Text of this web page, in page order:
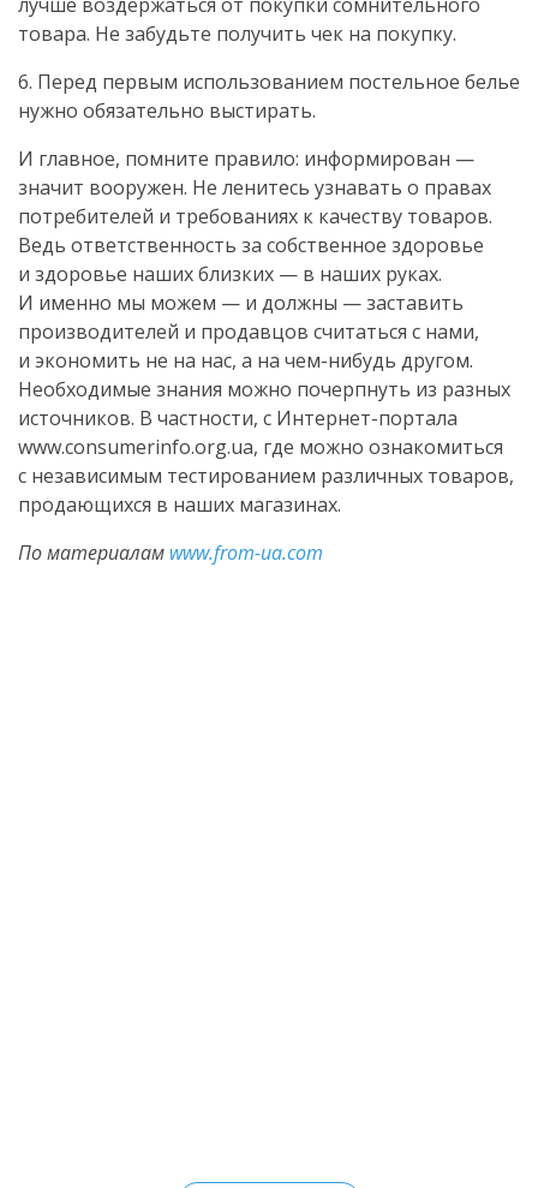
товара. Не забудьте получить чек на покупку.
6. Перед первым использованием постельное белье
нужно обязательно выстирать.
И главное, помните правило: информирован —
значит вооружен. Не ленитесь узнавать о правах
потребителей и требованиях к качеству товаров.
Ведь ответственность за собственное здоровье
и здоровье наших близких — в наших руках.
И именно мы можем — и должны — заставить
производителей и продавцов считаться с нами,
и экономить не на нас, а на чем-нибудь другом.
Необходимые знания можно почерпнуть из разных
источников. В частности, с Интернет-портала
www.consumerinfo.org.ua, где можно ознакомиться
с независимым тестированием различных товаров,
продающихся в наших магазинах.
По материалам www.from-ua.com